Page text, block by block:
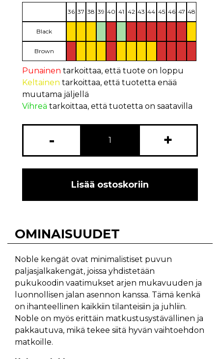
36 37 38 39 40 41 42 43 44 45 46 47 48
Black
Brown
Punainen tarkoittaa, että tuote on loppu
Keltainen tarkoittaa, että tuotetta enää
muutama jäljellä
Vihreä tarkoittaa, että tuotetta on saatavilla
- +
Lisää ostoskoriin
OMINAISUUDET
Noble kengät ovat minimalistiset puvun
paljasjalkakengät, joissa yhdistetään
pukukoodin vaatimukset arjen mukavuuden ja
luonnollisen jalan asennon kanssa. Tämä kenkä
on ihanteellinen kaikkiin tilanteisiin ja juhliin.
Noble on myös erittäin matkustusystävällinen ja
pakkautuva, mikä tekee siitä hyvän vaihtoehdon
matkoille.